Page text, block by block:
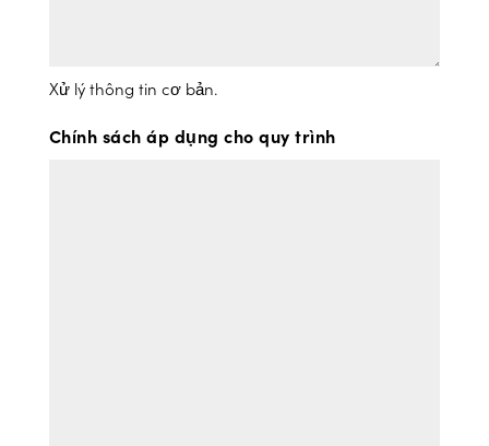
Xử lý thông tin cơ bản.
Chính sách áp dụng cho quy trình